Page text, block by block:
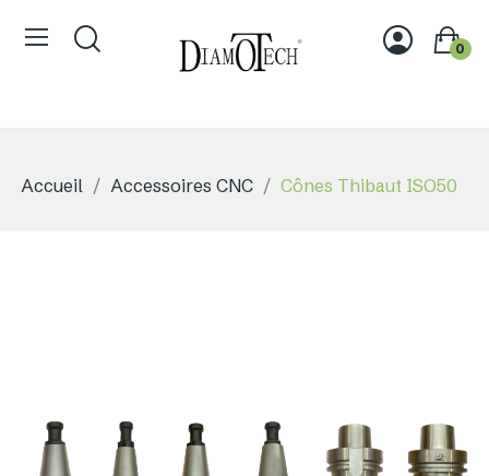
0
Accueil Accessoires CNC Cônes Thibaut ISO50